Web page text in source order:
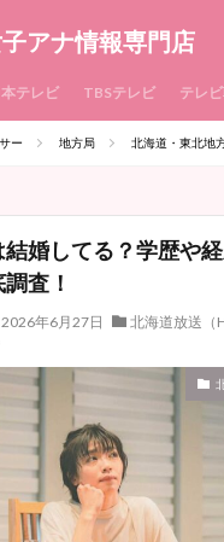
アナ情報専門店
本テレビ TBSテレビ テレ
ー 地方局 北海道・東北地
婚してる？学歴や
査！
2026年6月27日
北海道放送（